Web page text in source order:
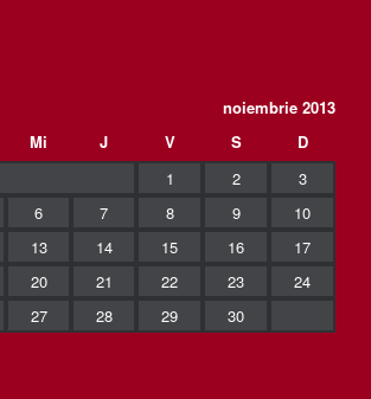
noiembrie 2013
Mi J V S
D
1
2
3
6 7 8 9
10
13 14 15 16
17
20 21 22 23
24
27 28 29
30